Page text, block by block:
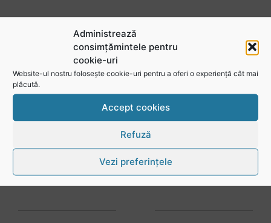
Administrează
consimțămintele pentru
cookie-uri
Website-ul nostru folosește cookie-uri pentru a oferi o experiență cât mai
plăcută.
Accept cookies
Refuză
Vezi preferințele
Urmărește-ne în social
media